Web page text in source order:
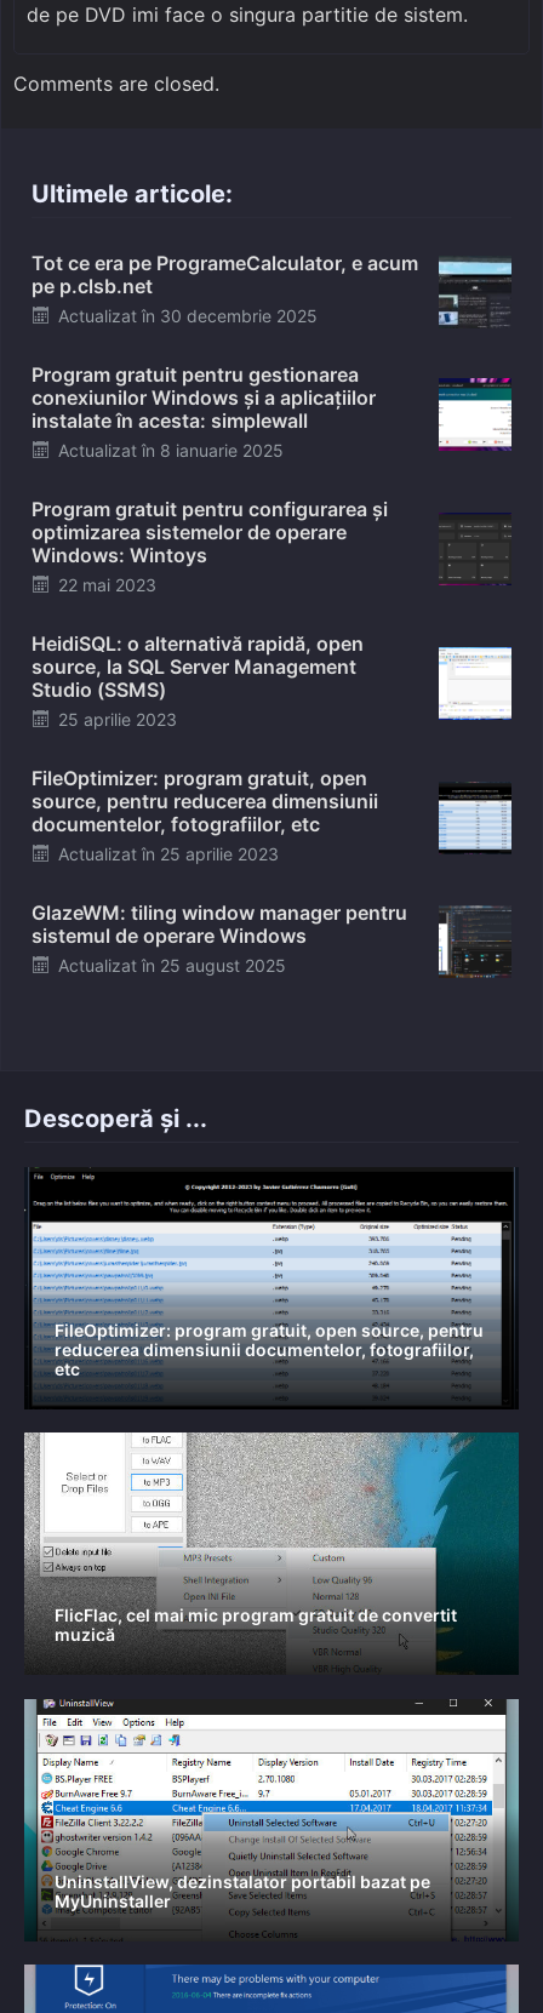
de pe DVD imi face o singura partitie de sistem.
Comments are closed.
Ultimele articole:
Tot ce era pe ProgrameCalculator, e acum
pe p.clsb.net
Posted
Actualizat în 30 decembrie 2025
Program gratuit pentru gestionarea
conexiunilor Windows și a aplicațiilor
instalate în acesta: simplewall
Posted
Actualizat în 8 ianuarie 2025
Program gratuit pentru configurarea și
optimizarea sistemelor de operare
Windows: Wintoys
Posted
22 mai 2023
HeidiSQL: o alternativă rapidă, open
source, la SQL Server Management
Studio (SSMS)
Posted
25 aprilie 2023
FileOptimizer: program gratuit, open
source, pentru reducerea dimensiunii
documentelor, fotografiilor, etc
Posted
Actualizat în 25 aprilie 2023
GlazeWM: tiling window manager pentru
sistemul de operare Windows
Posted
Actualizat în 25 august 2025
Descoperă și ...
FileOptimizer: program gratuit, open source, pentru
reducerea dimensiunii documentelor, fotografiilor,
etc
FlicFlac, cel mai mic program gratuit de convertit
muzică
UninstallView, dezinstalator portabil bazat pe
MyUninstaller